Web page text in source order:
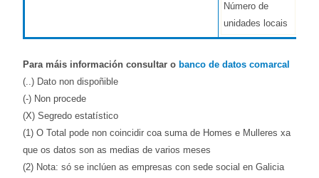
Número de
unidades locais
Para máis información consultar o banco de datos comarcal
(..) Dato non dispoñible
(-) Non procede
(X) Segredo estatístico
(1) O Total pode non coincidir coa suma de Homes e Mulleres xa
que os datos son as medias de varios meses
(2) Nota: só se inclúen as empresas con sede social en Galicia